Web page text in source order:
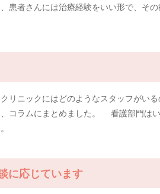
患者さんには治療経験をいい形で、そ
リニックにはどのようなスタッフがい
、コラムにまとめました。 看護部門
に応じています